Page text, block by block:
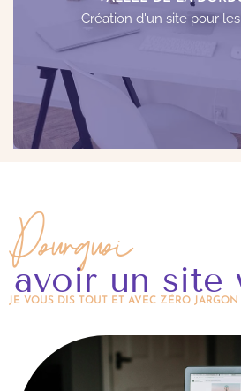
Création d'un site pour
Pourquoi
avoir un site
JE VOUS DIS TOUT ET AVEC ZÉRO JARGON